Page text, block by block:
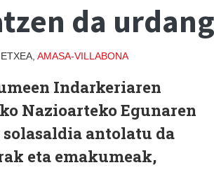
da
AMASA-VILLABONA
Indarkeriaren
Nazioarteko Egunaren
antolatu da
eta emakumeak,